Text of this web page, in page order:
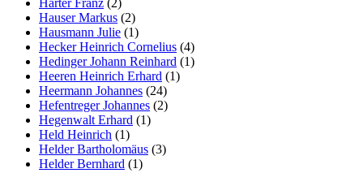
Hauser Markus (2)
Hausmann Julie (1)
Hecker Heinrich Cornelius (4)
Hedinger Johann Reinhard (1)
Heeren Heinrich Erhard (1)
Heermann Johannes (24)
Hefentreger Johannes (2)
Hegenwalt Erhard (1)
Held Heinrich (1)
Helder Bartholomäus (3)
Helder Bernhard (1)